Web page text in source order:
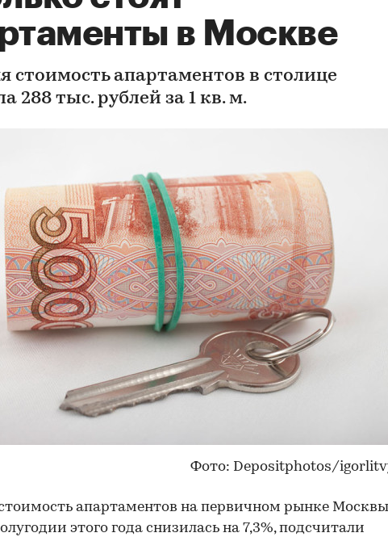
в Москве
стоимость апартаментов в столице
288 тыс. рублей за 1 кв. м.
Фото: Depositphotos/
апартаментов на первичном рынке
этого года снизилась на 7,3%, подсчитали